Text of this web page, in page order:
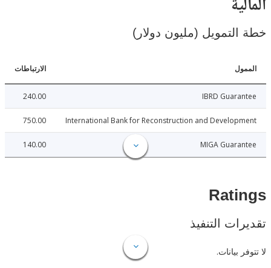
(مليون دولار)
الارتباطات
IBRD
International Bank for Reconstruction and
750.00
MIGA
التنفيذ
بيانات.